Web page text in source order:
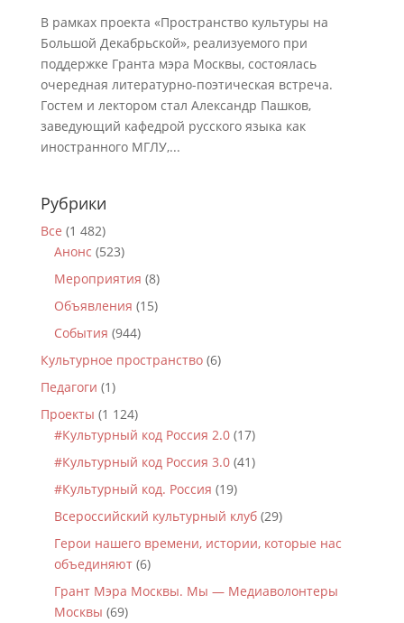
В рамках проекта «Пространство культуры на
Большой Декабрьской», реализуемого при
поддержке Гранта мэра Москвы, состоялась
очередная литературно-поэтическая встреча.
Гостем и лектором стал Александр Пашков,
заведующий кафедрой русского языка как
иностранного МГЛУ,...
Рубрики
Все (1 482)
Анонс (523)
Мероприятия (8)
Объявления (15)
События (944)
Культурное пространство(6)
Педагоги (1)
Проекты (1 124)
#Культурный код Россия 2.0(17)
#Культурный код Россия 3.0(41)
#Культурный код. Россия (19)
Всероссийский культурный клуб(29)
Герои нашего времени, истории, которые нас
объединяют(6)
Грант Мэра Москвы. Мы — Медиаволонтеры
Москвы (69)